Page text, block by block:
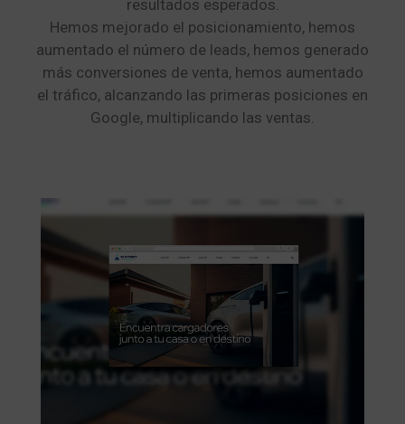
resultados esperados.
Hemos mejorado el posicionamiento, hemos
aumentado el número de leads, hemos generado
más conversiones de venta, hemos aumentado
el tráfico, alcanzando las primeras posiciones en
Google, multiplicando las ventas.